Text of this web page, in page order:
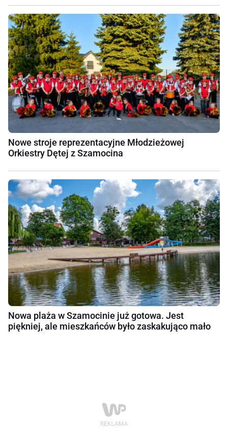
Nowe stroje reprezentacyjne Młodzieżowej
Orkiestry Dętej z Szamocina
Nowa plaża w Szamocinie już gotowa. Jest
piękniej, ale mieszkańców było zaskakująco mało